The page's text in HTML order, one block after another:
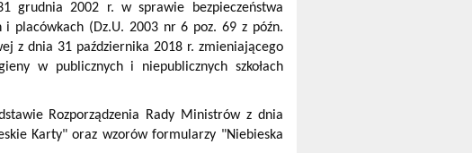
grudnia 2002 r. w sprawie bezpieczeństwa
i placówkach (Dz.U. 2003 nr 6 poz. 69 z późn.
z dnia 31 października 2018 r. zmieniającego
w publicznych i niepublicznych szkołach
Rozporządzenia Rady Ministrów z dnia
Karty" oraz wzorów formularzy "Niebieska